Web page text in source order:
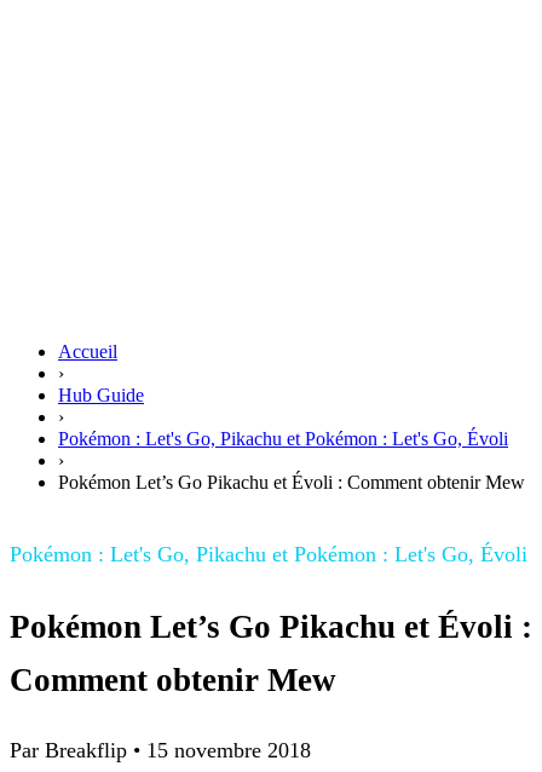
Accueil
›
Hub Guide
›
Pokémon : Let's Go, Pikachu et Pokémon : Let's Go, Évoli
›
Pokémon Let’s Go Pikachu et Évoli : Comment obtenir Mew
Pokémon : Let's Go, Pikachu et Pokémon : Let's Go, Évoli
Pokémon Let’s Go Pikachu et Évoli :
Comment obtenir Mew
Par Breakflip • 15 novembre 2018